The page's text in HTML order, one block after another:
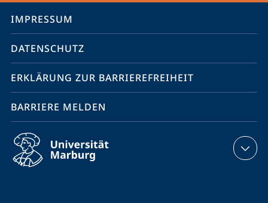
Service-
Navigation
IMPRESSUM
DATENSCHUTZ
ERKLÄRUNG ZUR BARRIEREFREIHEIT
BARRIERE MELDEN